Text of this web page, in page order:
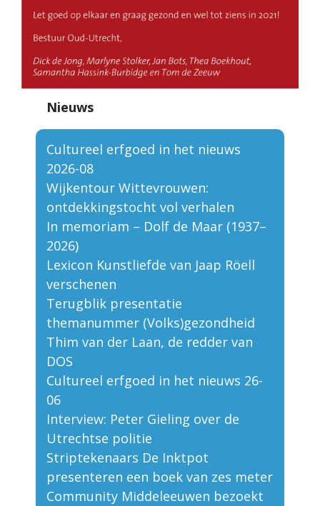
Nieuws
Cultureel erfgoed in het nieuws
2026-08
Wijkentour Wittevrouwen:
ontdekkingstocht vol verhalen
In memoriam – Dolf de Maar (1937–
2026)
Lexicon Kunstliefde van Jaap Röell
verschenen
Terugblik presentatie
themanummer (Volks)gezondheid
Thim van der Laan, de redder van
DOS
Cultureel erfgoed in het nieuws 26-
06
Interview: Peter Gieling over de
Utrechtse politie
Striptekenaars De Inktpot
presenteren een boek van zes meter
Community Middeleeuwen bezoekt